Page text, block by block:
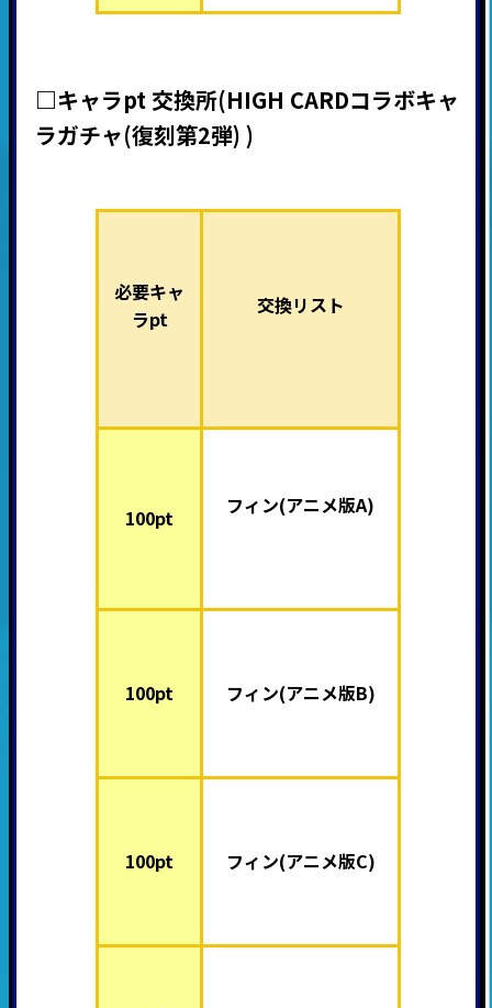
□キャラpt 交換所(HIGH CARDコラボキャ
ラガチャ(復刻第2弾) )
必要キャ
ラpt
交換リスト
100pt フィン(アニメ版A)
100pt フィン(アニメ版B)
100pt フィン(アニメ版C)